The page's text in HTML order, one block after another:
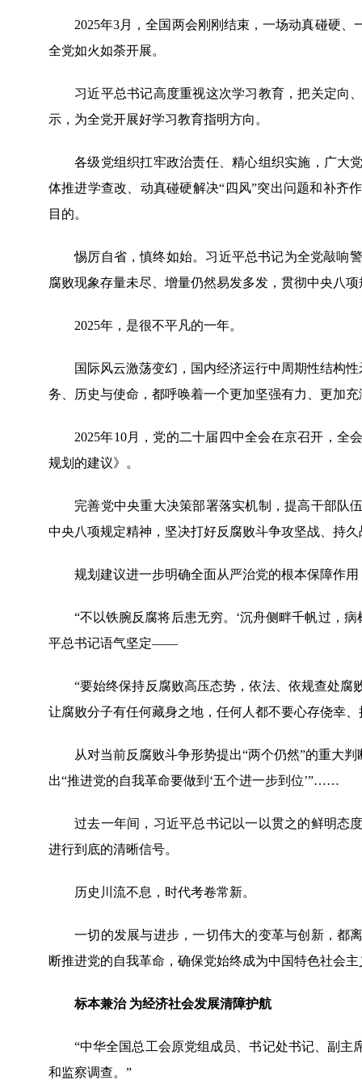
2025年3月，全国两会刚刚结束，一场动真碰硬、
全党如火如荼开展。
习近平总书记高度重视这次学习教育，把关定向、
示，为全党开展好学习教育指明方向。
各级党组织扛牢政治责任、精心组织实施，广大党
体推进学查改、动真碰硬解决“四风”突出问题和补齐
目的。
惕厉自省，慎终如始。习近平总书记为全党敲响警
腐败现象存量未尽、增量仍然易发多发，贯彻中央八
2025年，是很不平凡的一年。
国际风云激荡变幻，国内经济运行中周期性结构性
务、历史与使命，都呼唤着一个更加坚强有力、更加
2025年10月，党的二十届四中全会在京召开，全
规划的建议》。
完善党中央重大决策部署落实机制，提高干部队伍
中央八项规定精神，坚决打好反腐败斗争攻坚战、持
规划建议进一步明确全面从严治党的根本保障作用
“不以铁腕反腐将后患无穷。‘沉舟侧畔千帆过，病
平总书记语气坚定——
“要始终保持反腐败高压态势，依法、依规查处腐
让腐败分子有任何藏身之地，任何人都不要心存侥幸、
从对当前反腐败斗争形势提出“两个仍然”的重大判
出“推进党的自我革命要做到‘五个进一步到位’”……
过去一年间，习近平总书记以一以贯之的鲜明态度
进行到底的清晰信号。
历史川流不息，时代考卷常新。
一切的发展与进步，一切伟大的变革与创新，都离
断推进党的自我革命，确保党始终成为中国特色社会
标本兼治 为经济社会发展清障护航
“中华全国总工会原党组成员、书记处书记、副主
和监察调查。”